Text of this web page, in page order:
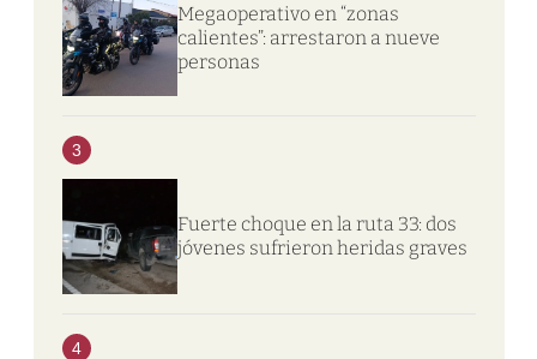
Megaoperativo en “zonas
calientes”: arrestaron a nueve
personas
3
Fuerte choque en la ruta 33: dos
jóvenes sufrieron heridas graves
4